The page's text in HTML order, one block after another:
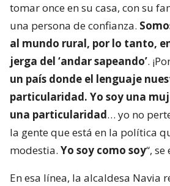
tomar once en su casa, con su
una persona de confianza.
al mundo rural, por lo tanto,
jerga del ‘andar sapeando’.
un país donde el lenguaje
particularidad. Yo soy una
una particularidad… yo no
la gente que está en la política
modestia. Yo soy como soy“, se
En esa línea, la alcaldesa Navia